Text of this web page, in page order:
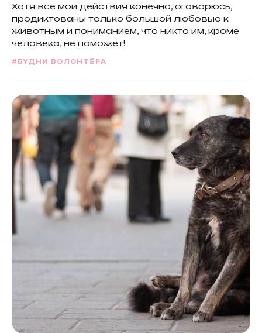
Хотя все мои действия конечно, оговорюсь,
продиктованы только большой любовью к
животным и пониманием, что никто им, кроме
человека, не поможет!
#БУДНИ ВОЛОНТЁРА